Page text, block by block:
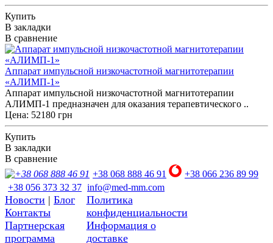
Купить
В закладки
В сравнение
Аппарат импульсной низкочастотной магнитотерапии
«АЛИМП-1»
Аппарат импульсной низкочастотной магнитотерапии
АЛИМП-1 предназначен для оказания терапевтического ..
Цена: 52180 грн
Купить
В закладки
В сравнение
+38 068 888 46 91
+38 066 236 89 99
+38 056 373 32 37 info@med-mm.com
Новости | Блог
Контакты
Партнерская
программа
Политика
конфиденциальности
Информация о
доставке